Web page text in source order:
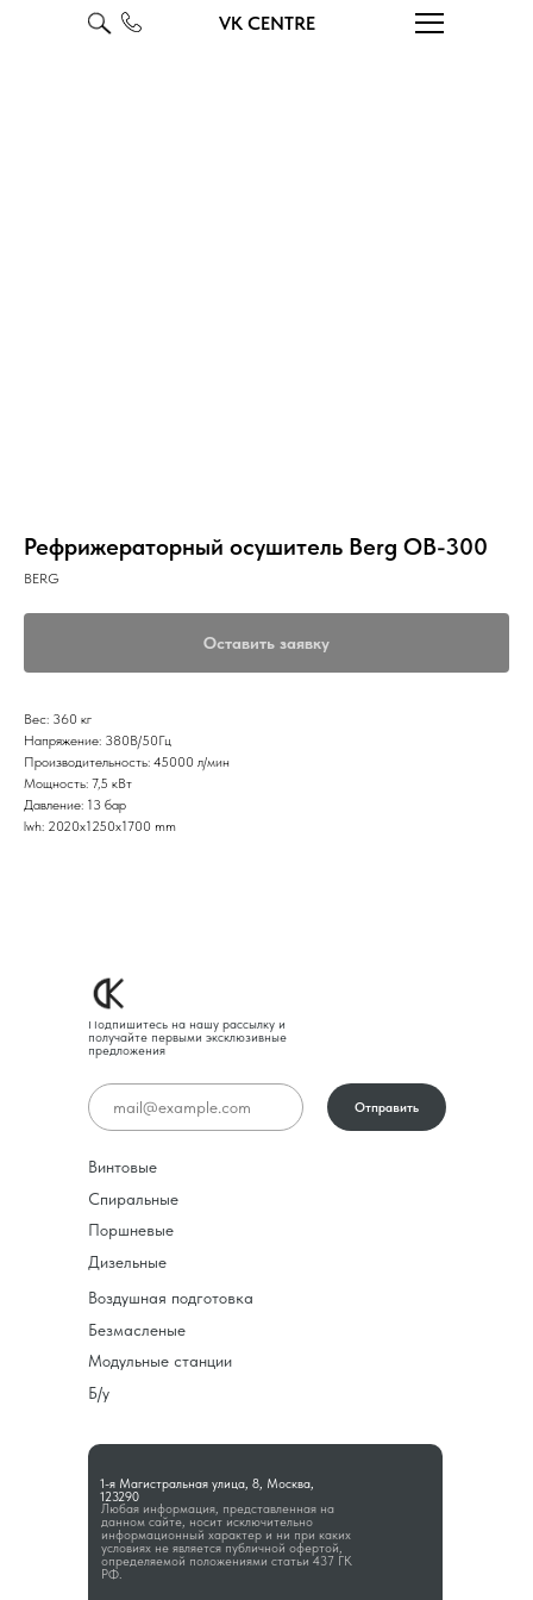
VK CENTRE
Рефрижераторный осушитель Berg OB-300
BERG
Оставить заявку
Вес: 360 кг
Напряжение: 380В/50Гц
Производительность: 45000 л/мин
Мощность: 7,5 кВт
Давление: 13 бар
lwh: 2020x1250x1700 mm
Любая информация, представленная на
данном сайте, носит исключительно
информационный характер и ни при каких
условиях не является публичной офертой,
определяемой положениями статьи 437 ГК
РФ.
1-я Магистральная улица, 8, Москва,
123290
Подпишитесь на нашу рассылку и
получайте первыми эксклюзивные
предложения
Винтовые
Спиральные
Поршневые
Дизельные
Воздушная подготовка
Безмасленые
Модульные станции
Б/у
Отправить